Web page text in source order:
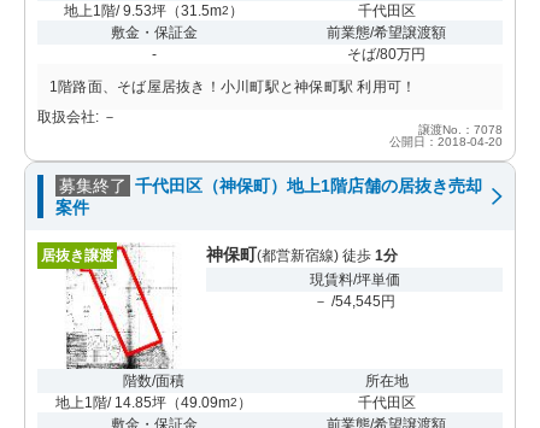
地上1階/ 9.53坪 （31.5m2 ）
千代田区
敷金・保証金
-
前業態/希望譲渡額
そば/80万円
1階路面、そば屋居抜き！小川町駅と神保町駅 利用可！
取扱会社: －
譲渡No.：7078
公開日：2018-04-20
募集終了 千代田区（神保町）地上1階店舗の居抜き売却
案件
居抜き譲渡 神保町(都営新宿線) 徒歩 1分
現賃料/坪単価
－ /54,545円
階数/面積
地上1階/ 14.85坪 （49.09m2 ）
所在地
千代田区
敷金・保証金
前業態/希望譲渡額